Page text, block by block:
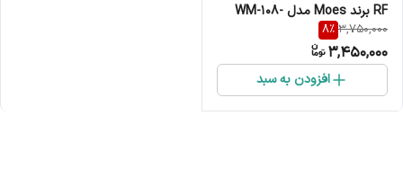
RF برند Moes مدل WM-108-
MS
3,750,000
8%
3,450,000
افزودن به سبد